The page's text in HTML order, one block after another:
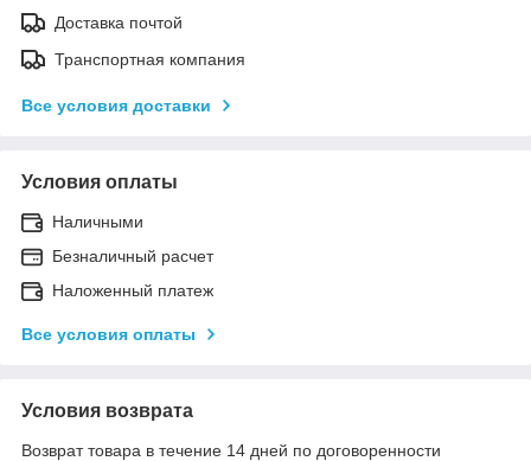
Доставка почтой
Транспортная компания
Все условия доставки
Условия оплаты
Наличными
Безналичный расчет
Наложенный платеж
Все условия оплаты
Условия возврата
Возврат товара в течение 14 дней по договоренности